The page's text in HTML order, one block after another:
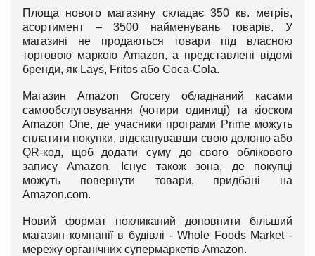
Площа нового магазину складає 350 кв. метрів,
асортимент – 3500 найменувань товарів. У
магазині не продаються товари під власною
торговою маркою Amazon, а представлені відомі
бренди, як Lays, Fritos або Coca-Cola.
Магазин Amazon Grocery обладнаний касами
самообслуговування (чотири одиниці) та кіоском
Amazon One, де учасники програми Prime можуть
сплатити покупки, відсканувавши свою долоню або
QR-код, щоб додати суму до свого облікового
запису Amazon. Існує також зона, де покупці
можуть повернути товари, придбані на
Amazon.com.
Новий формат покликаний доповнити більший
магазин компанії в будівлі - Whole Foods Market -
мережу органічних супермаркетів Amazon.